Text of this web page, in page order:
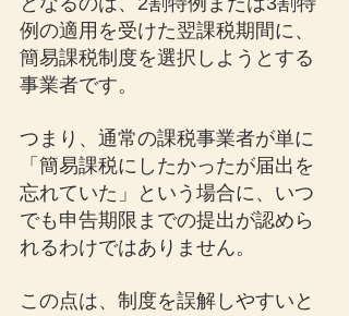
例の適用を受けた翌課税期間に、
簡易課税制度を選択しようとする
事業者です。
つまり、通常の課税事業者が単に
「簡易課税にしたかったが届出を
忘れていた」という場合に、いつ
でも申告期限までの提出が認めら
れるわけではありません。
この点は、制度を誤解しやすいと